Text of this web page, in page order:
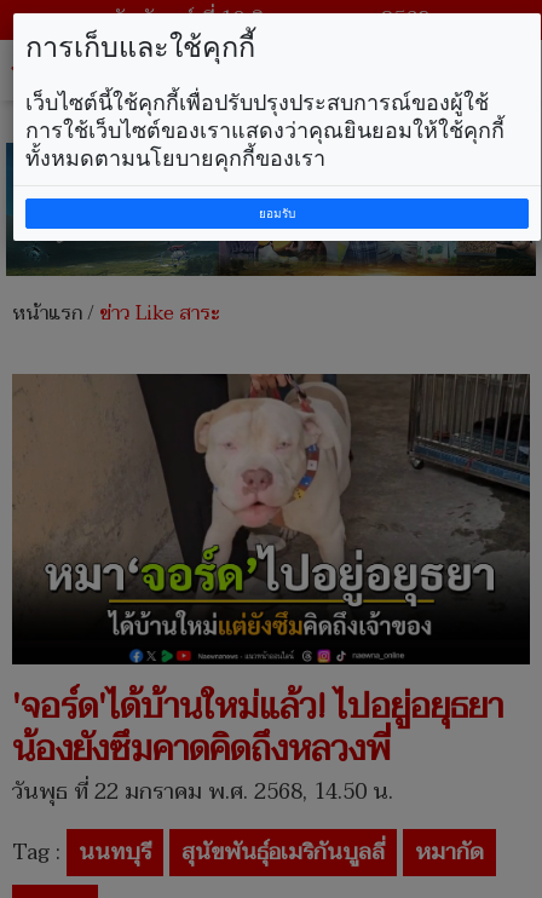
วันจันทร์ ที่ 10 สิงหาคม พ.ศ. 2569
หน้าแรก/ข่าว Like สาระ
'จอร์ด'ได้บ้านใหม่แล้ว! ไปอยู่อยุธยา
น้องยังซึมคาดคิดถึงหลวงพี่
วันพุธ ที่ 22 มกราคม พ.ศ. 2568, 14.50 น.
Tag : นนทบุรี สุนัขพันธุ์อเมริกันบูลลี่
หมากัด
การเก็บและใช้คุกกี้
เว็บไซต์นี้ใช้คุกกี้เพื่อปรับปรุงประสบการณ์ของผู้ใช้
การใช้เว็บไซต์ของเราแสดงว่าคุณยินยอมให้ใช้คุกกี้
ทั้งหมดตามนโยบายคุกกี้ของเรา
ยอมรับ